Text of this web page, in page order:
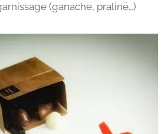
(ganache, praliné…)